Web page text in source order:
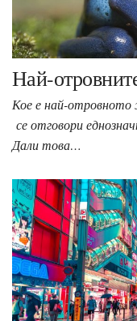
Най-
Кое е най-
се отговори
Дали това…